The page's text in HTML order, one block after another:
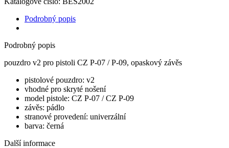
Podrobný popis
Podrobný popis
pouzdro v2 pro pistoli CZ P-07 / P-09, opaskový závěs
pistolové pouzdro: v2
vhodné pro skryté nošení
model pistole: CZ P-07 / CZ P-09
závěs: pádlo
stranové provedení: univerzální
barva: černá
Další informace